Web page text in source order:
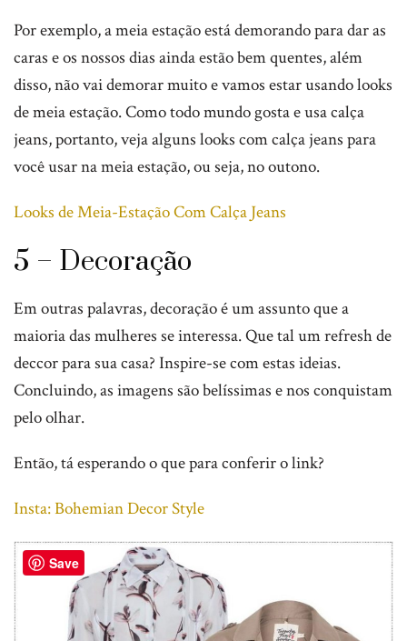
Por exemplo, a meia estação está demorando para dar as
caras e os nossos dias ainda estão bem quentes, além
disso, não vai demorar muito e vamos estar usando looks
de meia estação. Como todo mundo gosta e usa calça
jeans, portanto, veja alguns looks com calça jeans para
você usar na meia estação, ou seja, no outono.
Looks de Meia-Estação Com Calça Jeans
5 – Decoração
Em outras palavras, decoração é um assunto que a
maioria das mulheres se interessa. Que tal um refresh de
deccor para sua casa? Inspire-se com estas ideias.
Concluindo, as imagens são belíssimas e nos conquistam
pelo olhar.
Então, tá esperando o que para conferir o link?
Insta: Bohemian Decor Style
Save